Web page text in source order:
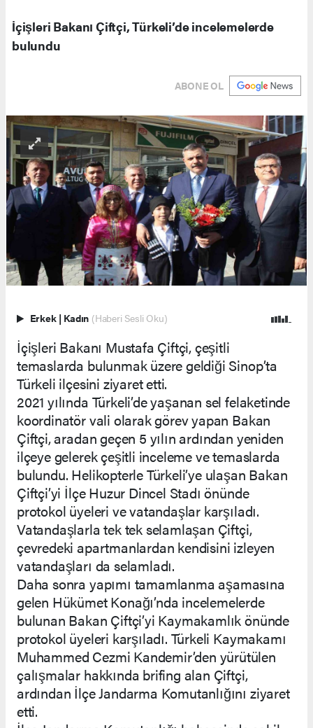
İçişleri Bakanı Çiftçi, Türkeli’de incelemelerde
bulundu
ABONE OL
Erkek | Kadın (Haberi Sesli Oku)
İçişleri Bakanı Mustafa Çiftçi, çeşitli
temaslarda bulunmak üzere geldiği Sinop’ta
Türkeli ilçesini ziyaret etti.
2021 yılında Türkeli’de yaşanan sel felaketinde
koordinatör vali olarak görev yapan Bakan
Çiftçi, aradan geçen 5 yılın ardından yeniden
ilçeye gelerek çeşitli inceleme ve temaslarda
bulundu. Helikopterle Türkeli’ye ulaşan Bakan
Çiftçi’yi İlçe Huzur Dincel Stadı önünde
protokol üyeleri ve vatandaşlar karşıladı.
Vatandaşlarla tek tek selamlaşan Çiftçi,
çevredeki apartmanlardan kendisini izleyen
vatandaşları da selamladı.
Daha sonra yapımı tamamlanma aşamasına
gelen Hükümet Konağı’nda incelemelerde
bulunan Bakan Çiftçi’yi Kaymakamlık önünde
protokol üyeleri karşıladı. Türkeli Kaymakamı
Muhammed Cezmi Kandemir’den yürütülen
çalışmalar hakkında brifing alan Çiftçi,
ardından İlçe Jandarma Komutanlığını ziyaret
etti.